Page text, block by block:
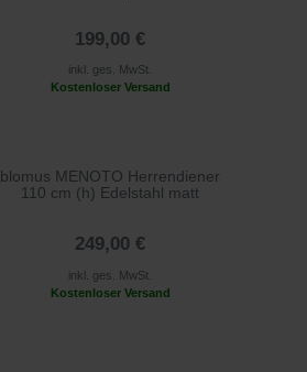
199,00 €
inkl. ges. MwSt.
Kostenloser Versand
blomus MENOTO Herrendiener
110 cm (h) Edelstahl matt
249,00 €
inkl. ges. MwSt.
Kostenloser Versand